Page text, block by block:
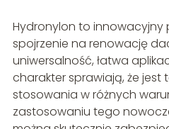
Hydronylon to innowacyjny
spojrzenie na renowację
uniwersalność, łatwa
charakter sprawiają, że jest
stosowania w różnych
zastosowaniu tego